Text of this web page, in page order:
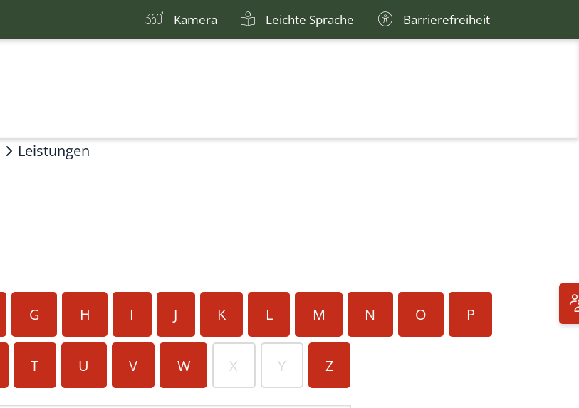
Kamera Leichte Sprache Barrierefreiheit
Leistungen
G H I J K L M N O P
T U V W X Y Z